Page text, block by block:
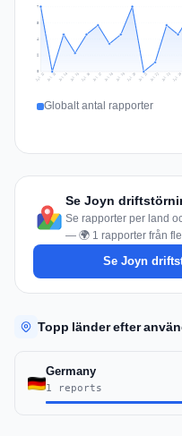
2
4
5
7
Jul 12 Jul 13 Jul 14 Jul 15 Jul 16 Jul 17 Jul 18 Jul 19 Jul 20 Jul 21 Jul 22 Jul 23 Jul 24
Globalt antal rapporter
Se Joyn
Se rapporter per land
— 🌍 1 rapporter från
Se Joyn
Topp länder efter
Germany
1 reports